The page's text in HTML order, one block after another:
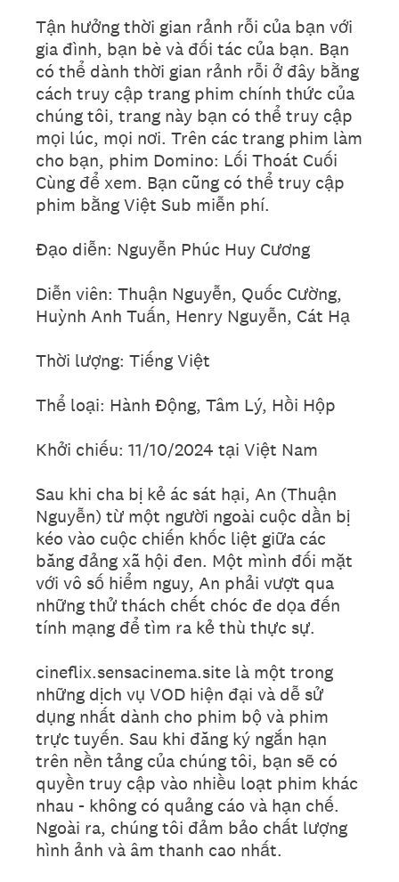
Tận hưởng thời gian rảnh rỗi của bạn với
gia đình, bạn bè và đối tác của bạn. Bạn
có thể dành thời gian rảnh rỗi ở đây bằng
cách truy cập trang phim chính thức của
chúng tôi, trang này bạn có thể truy cập
mọi lúc, mọi nơi. Trên các trang phim làm
cho bạn, phim Domino: Lối Thoát Cuối
Cùng để xem. Bạn cũng có thể truy cập
phim bằng Việt Sub miễn phí.
Đạo diễn: Nguyễn Phúc Huy Cương
Diễn viên: Thuận Nguyễn, Quốc Cường,
Huỳnh Anh Tuấn, Henry Nguyễn, Cát Hạ
Thời lượng: Tiếng Việt
Thể loại: Hành Động, Tâm Lý, Hồi Hộp
Khởi chiếu: 11/10/2024 tại Việt Nam
Sau khi cha bị kẻ ác sát hại, An (Thuận
Nguyễn) từ một người ngoài cuộc dần bị
kéo vào cuộc chiến khốc liệt giữa các
băng đảng xã hội đen. Một mình đối mặt
với vô số hiểm nguy, An phải vượt qua
những thử thách chết chóc đe dọa đến
tính mạng để tìm ra kẻ thù thực sự.
cineflix.sensacinema.site là một trong
những dịch vụ VOD hiện đại và dễ sử
dụng nhất dành cho phim bộ và phim
trực tuyến. Sau khi đăng ký ngắn hạn
trên nền tảng của chúng tôi, bạn sẽ có
quyền truy cập vào nhiều loạt phim khác
nhau - không có quảng cáo và hạn chế.
Ngoài ra, chúng tôi đảm bảo chất lượng
hình ảnh và âm thanh cao nhất.